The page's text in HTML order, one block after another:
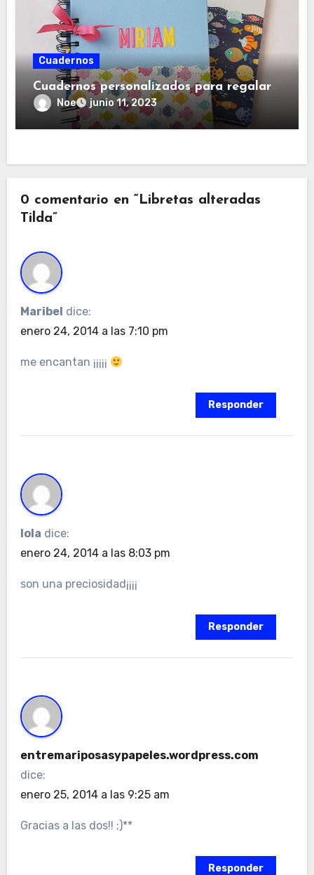
Cuadernos
Cuadernos personalizados para regalar
Noe junio 11, 2023
0 comentario en “Libretas alteradas
Tilda”
Maribel dice:
enero 24, 2014 a las 7:10 pm
me encantan ¡¡¡¡¡
Responder
lola dice:
enero 24, 2014 a las 8:03 pm
son una preciosidad¡¡¡¡
Responder
entremariposasypapeles.wordpress.com
dice:
enero 25, 2014 a las 9:25 am
Gracias a las dos!! ;)**
Responder